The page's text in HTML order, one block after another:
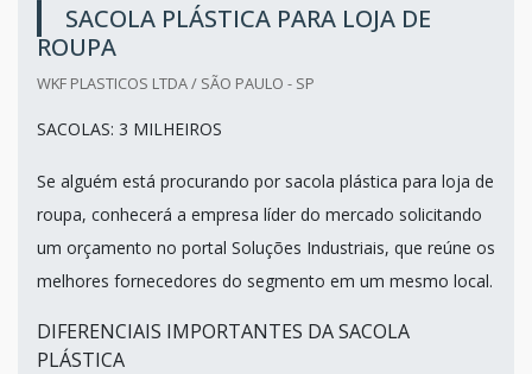
SACOLA PLÁSTICA PARA LOJA DE
ROUPA
WKF PLASTICOS LTDA / SÃO PAULO - SP
SACOLAS: 3 MILHEIROS
Se alguém está procurando por sacola plástica para loja de
roupa, conhecerá a empresa líder do mercado solicitando
um orçamento no portal Soluções Industriais, que reúne os
melhores fornecedores do segmento em um mesmo local.
DIFERENCIAIS IMPORTANTES DA SACOLA
PLÁSTICA